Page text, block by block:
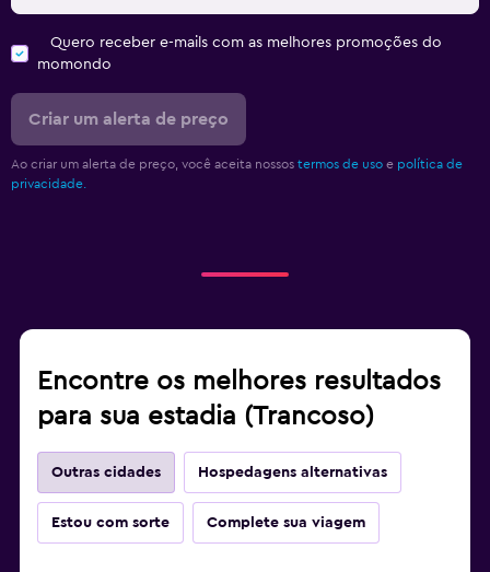
Quero receber e-mails com as melhores promoções do
momondo
Criar um alerta de preço
Ao criar um alerta de preço, você aceita nossos termos de uso e política de
privacidade.
Encontre os melhores resultados
para sua estadia (Trancoso)
Outras cidades Hospedagens alternativas
Estou com sorte Complete sua viagem